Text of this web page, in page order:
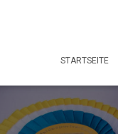
STARTSEITE